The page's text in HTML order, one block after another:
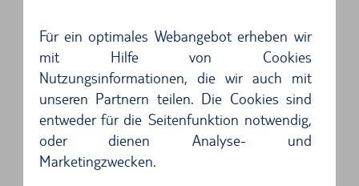
Für ein optimales Webangebot erheben wir
mit Hilfe von Cookies
Nutzungsinformationen, die wir auch mit
unseren Partnern teilen. Die Cookies sind
entweder für die Seitenfunktion notwendig,
oder dienen Analyse- und
Marketingzwecken.
5 von 5 Sternen
Problemlos. Freundliche und schnelle
Bedienung, Auto der gebuchten Klasse stand
bereit, das ...
5 von 5 Sternen